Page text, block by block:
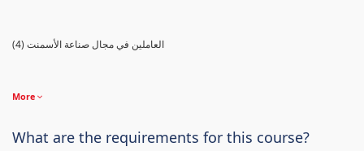
(4) العاملين في مجال صناعة الأسمنت
More
What are the requirements for this course?